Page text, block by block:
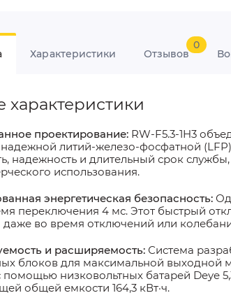
Характеристики Отзывов
0
проектирование: RW-F5.3-1H3
литий-железо-фосфатной
надежность и длительный срок
использования.
энергетическая безопасность:
переключения 4 мс. Этот быстрый
во время отключений или
и расширяемость: Система
блоков для максимальной выходной
низковольтных батарей Deye
общей емкости 164,3 кВт·ч.